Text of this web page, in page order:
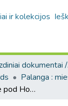
ir kolekcijos
4.3.
Wybrzeże morskie pod Holenderską Czapką